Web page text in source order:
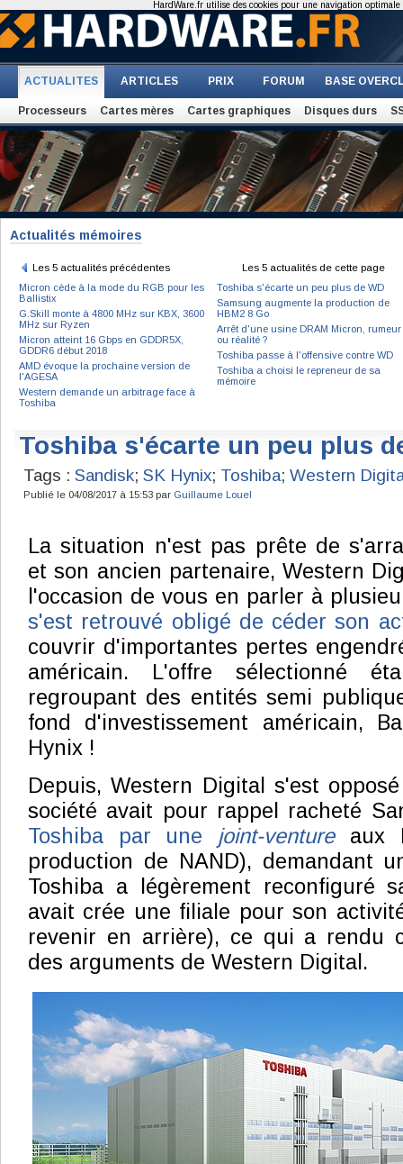
ACTUALITES ARTICLES PRIX FORUM BASE
Processeurs Cartes mères Cartes graphiques Disques durs
Actualités mémoires
Les 5 actualités précédentes
Micron cède à la mode du RGB pour les
Ballistix
G.Skill monte à 4800 MHz sur KBX, 3600
MHz sur Ryzen
Micron atteint 16 Gbps en GDDR5X,
GDDR6 début 2018
AMD évoque la prochaine version de
l'AGESA
Western demande un arbitrage face à
Toshiba
Les 5 actualités de cette page
Toshiba s'écarte un peu plus de WD
Samsung augmente la production de
HBM2 8 Go
Arrêt d'une usine DRAM Micron, rumeur
ou réalité ?
Toshiba passe à l'offensive contre WD
Toshiba a choisi le repreneur de sa
mémoire
Toshiba s'écarte un peu plus
Tags : Sandisk; SK Hynix; Toshiba; Western
Publié le 04/08/2017 à 15:53 par Guillaume Louel
La situation n'est pas prête de
et son ancien partenaire, Western
l'occasion de vous en parler à
s'est retrouvé obligé de céder son
couvrir d'importantes pertes
américain. L'offre sélectionné
regroupant des entités semi
fond d'investissement américain,
Hynix !
Depuis, Western Digital s'est
société avait pour rappel racheté
Toshiba par une joint-ventureaux
production de NAND), demandant
Toshiba a légèrement reconfiguré
avait crée une filiale pour son
revenir en arrière), ce qui a rendu
des arguments de Western Digital.
HardWare.fr utilise des cookies pour une navigation